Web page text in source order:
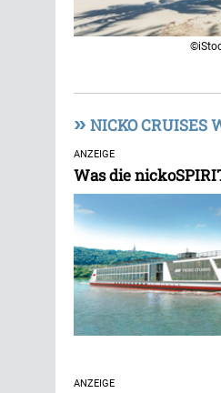
» NICKO CRUISES
ANZEIGE
Was die
ANZEIGE